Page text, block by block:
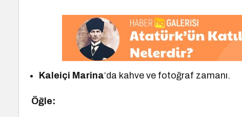
Kaleiçi Marina‘da kahve ve fotoğraf zamanı.
Öğle: